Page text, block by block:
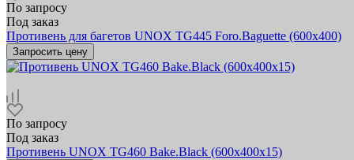
По запросу
Под заказ
Противень для багетов UNOX TG445 Foro.Baguette (600x400)
Запросить цену
По запросу
Под заказ
Противень UNOX TG460 Bake.Black (600х400x15)